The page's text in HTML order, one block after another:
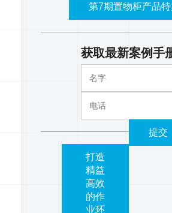
第7期置物柜产品
获取最新案例手
提交
打造
精益
高效
的作
业环